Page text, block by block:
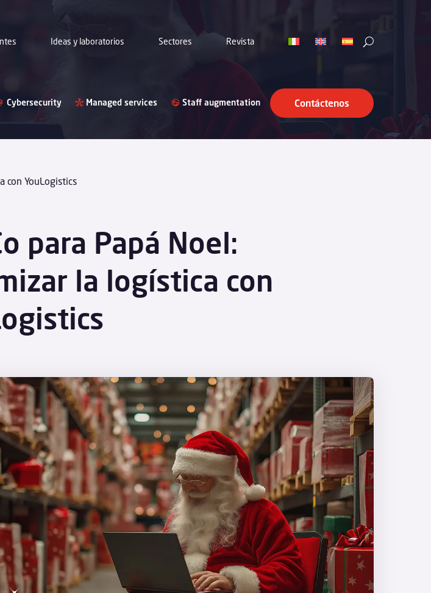
Ideas y laboratorios Sectores Revista
Cybersecurity Managed services Staff augmentation Contáctenos
con YouLogistics
para Papá Noel:
la logística con